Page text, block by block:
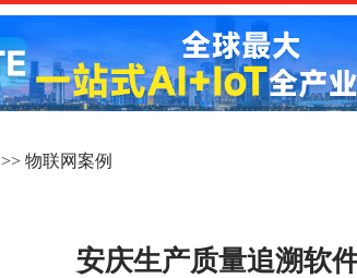
>> 物联网案例
安庆生产质量追溯软